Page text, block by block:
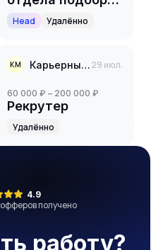
персонала
Head Удалённо
КМ Карьерный менеджер29 июл.
60 000 ₽ – 200 000 ₽
Рекрутер
Удалённо
4.9
получено
работу?